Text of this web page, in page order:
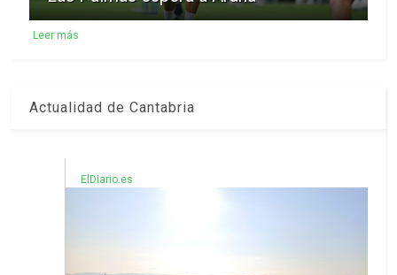
Leer más
Actualidad de Cantabria
ElDiario.es